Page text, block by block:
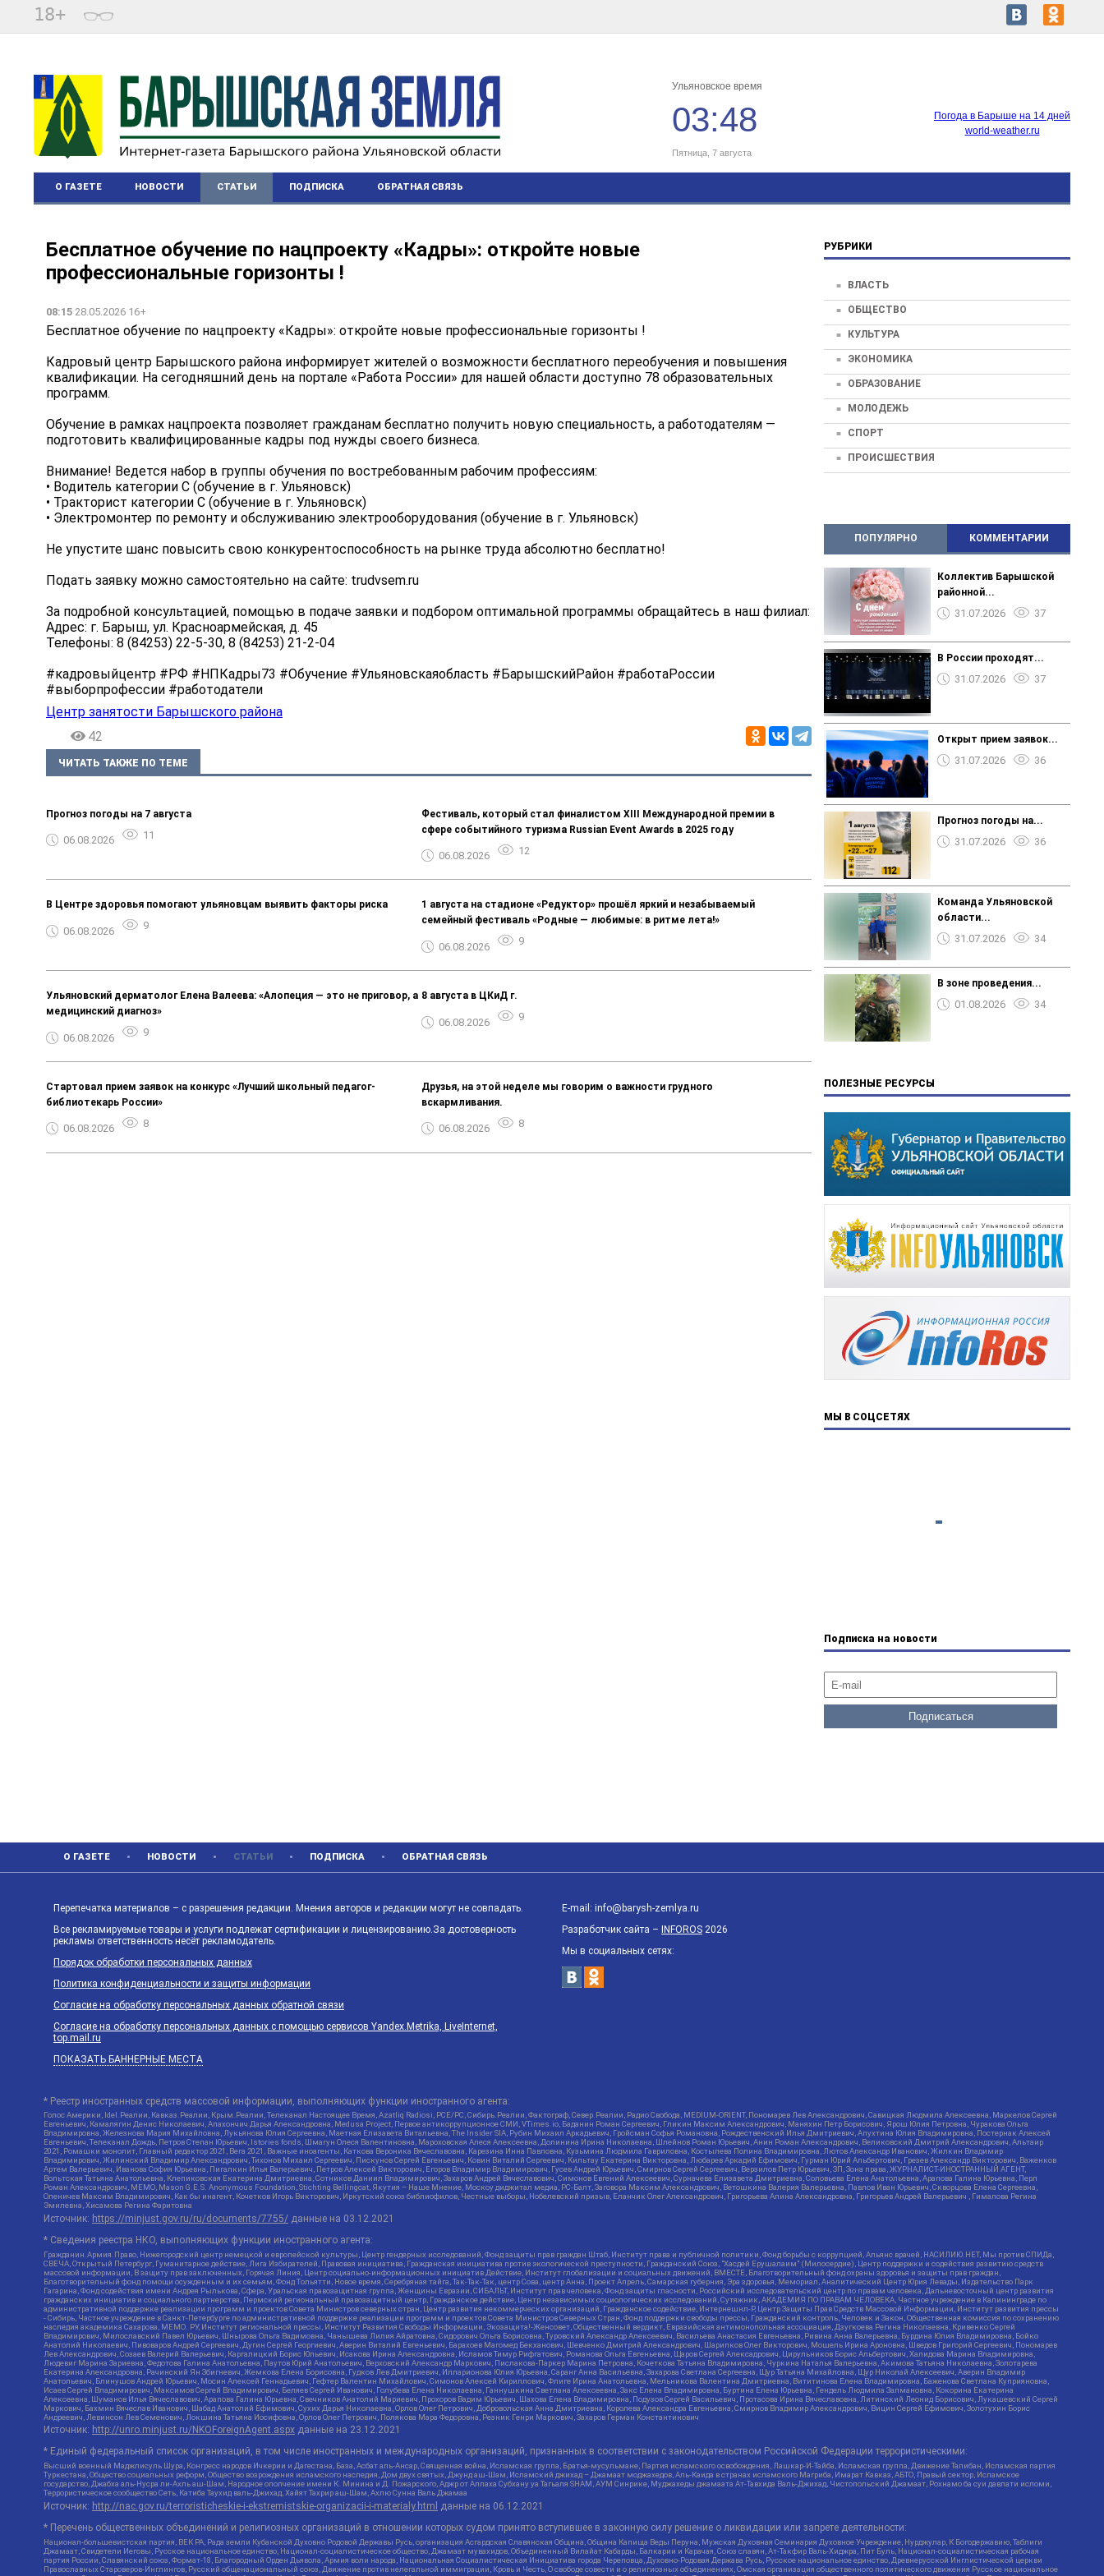
18+
Ульяновское время
03:48
Пятница, 7 августа
Погода в Барыше на 14 дней
world-weather.ru
О ГАЗЕТЕ НОВОСТИ СТАТЬИ ПОДПИСКА ОБРАТНАЯ СВЯЗЬ
Бесплатное обучение по нацпроекту «Кадры»: откройте новые
профессиональные горизонты !
08:15 28.05.2026 16+
Бесплатное обучение по нацпроекту «Кадры»: откройте новые профессиональные горизонты !
Кадровый центр Барышского района информирует жителей о возможности бесплатного переобучения и повышения
квалификации. На сегодняшний день на портале «Работа России» для нашей области доступно 78 образовательных
программ.
Обучение в рамках нацпроекта позволяет гражданам бесплатно получить новую специальность, а работодателям —
подготовить квалифицированные кадры под нужды своего бизнеса.
Внимание! Ведется набор в группы обучения по востребованным рабочим профессиям:
• Водитель категории С (обучение в г. Ульяновск)
• Тракторист категории С (обучение в г. Ульяновск)
• Электромонтер по ремонту и обслуживанию электрооборудования (обучение в г. Ульяновск)
Не упустите шанс повысить свою конкурентоспособность на рынке труда абсолютно бесплатно!
Подать заявку можно самостоятельно на сайте: trudvsem.ru
За подробной консультацией, помощью в подаче заявки и подбором оптимальной программы обращайтесь в наш филиал:
Адрес: г. Барыш, ул. Красноармейская, д. 45
Телефоны: 8 (84253) 22-5-30, 8 (84253) 21-2-04
#кадровыйцентр #РФ #НПКадры73 #Обучение #Ульяновскаяобласть #БарышскийРайон #работаРоссии
#выборпрофессии #работодатели
Центр занятости Барышского района
42
ЧИТАТЬ ТАКЖЕ ПО ТЕМЕ
Прогноз погоды на 7 августа
06.08.2026 11
Фестиваль, который стал финалистом ХIII Международной премии в
сфере событийного туризма Russian Event Awards в 2025 году
06.08.2026 12
В Центре здоровья помогают ульяновцам выявить факторы риска
06.08.2026 9
1 августа на стадионе «Редуктор» прошёл яркий и незабываемый
семейный фестиваль «Родные — любимые: в ритме лета!»
06.08.2026 9
Ульяновский дерматолог Елена Валеева: «Алопеция — это не приговор, а
медицинский диагноз»
06.08.2026 9
8 августа в ЦКиД г.
06.08.2026 9
Стартовал прием заявок на конкурс «Лучший школьный педагог-
библиотекарь России»
06.08.2026 8
Друзья, на этой неделе мы говорим о важности грудного
вскармливания.
06.08.2026 8
РУБРИКИ
ВЛАСТЬ
ОБЩЕСТВО
КУЛЬТУРА
ЭКОНОМИКА
ОБРАЗОВАНИЕ
МОЛОДЕЖЬ
СПОРТ
ПРОИСШЕСТВИЯ
ПОПУЛЯРНО КОММЕНТАРИИ
Коллектив Барышской
районной...
31.07.2026 37
В России проходят...
31.07.2026 37
Открыт прием заявок...
31.07.2026 36
Прогноз погоды на...
31.07.2026 36
Команда Ульяновской
области...
31.07.2026 34
В зоне проведения...
01.08.2026 34
ПОЛЕЗНЫЕ РЕСУРСЫ
МЫ В СОЦСЕТЯХ
Подписка на новости
О ГАЗЕТЕ НОВОСТИ СТАТЬИ ПОДПИСКА ОБРАТНАЯ СВЯЗЬ
Перепечатка материалов – с разрешения редакции. Мнения авторов и редакции могут не совпадать.
Все рекламируемые товары и услуги подлежат сертификации и лицензированию.За достоверность
рекламы ответственность несёт рекламодатель.
Порядок обработки персональных данных
Политика конфиденциальности и защиты информации
Согласие на обработку персональных данных обратной связи
Согласие на обработку персональных данных с помощью сервисов Yandex.Metrika, LiveInternet,
top.mail.ru
ПОКАЗАТЬ БАННЕРНЫЕ МЕСТА
E-mail: info@barysh-zemlya.ru
Разработчик сайта – INFOROS 2026
Мы в социальных сетях:
* Реестр иностранных средств массовой информации, выполняющих функции иностранного агента:
Голос Америки, Idel.Реалии, Кавказ.Реалии, Крым.Реалии, Телеканал Настоящее Время, Azatliq Radiosi, PCE/PC, Сибирь.Реалии, Фактограф, Север.Реалии, Радио Свобода, MEDIUM-ORIENT, Пономарев Лев Александрович, Савицкая Людмила Алексеевна, Маркелов Сергей
Евгеньевич, Камалягин Денис Николаевич, Апахончич Дарья Александровна, Medusa Project, Первое антикоррупционное СМИ, VTimes.io, Баданин Роман Сергеевич, Гликин Максим Александрович, Маняхин Петр Борисович, Ярош Юлия Петровна, Чуракова Ольга
Владимировна, Железнова Мария Михайловна, Лукьянова Юлия Сергеевна, Маетная Елизавета Витальевна, The Insider SIA, Рубин Михаил Аркадьевич, Гройсман Софья Романовна, Рождественский Илья Дмитриевич, Апухтина Юлия Владимировна, Постернак Алексей
Евгеньевич, Телеканал Дождь, Петров Степан Юрьевич, Istories fonds, Шмагун Олеся Валентиновна, Мароховская Алеся Алексеевна, Долинина Ирина Николаевна, Шлейнов Роман Юрьевич, Анин Роман Александрович, Великовский Дмитрий Александрович, Альтаир
2021, Ромашки монолит, Главный редактор 2021, Вега 2021, Важные иноагенты, Каткова Вероника Вячеславовна, Карезина Инна Павловна, Кузьмина Людмила Гавриловна, Костылева Полина Владимировна, Лютов Александр Иванович, Жилкин Владимир
Владимирович, Жилинский Владимир Александрович, Тихонов Михаил Сергеевич, Пискунов Сергей Евгеньевич, Ковин Виталий Сергеевич, Кильтау Екатерина Викторовна, Любарев Аркадий Ефимович, Гурман Юрий Альбертович, Грезев Александр Викторович, Важенков
Артем Валерьевич, Иванова София Юрьевна, Пигалкин Илья Валерьевич, Петров Алексей Викторович, Егоров Владимир Владимирович, Гусев Андрей Юрьевич, Смирнов Сергей Сергеевич, Верзилов Петр Юрьевич, ЗП, Зона права, ЖУРНАЛИСТ-ИНОСТРАННЫЙ АГЕНТ,
Вольтская Татьяна Анатольевна, Клепиковская Екатерина Дмитриевна, Сотников Даниил Владимирович, Захаров Андрей Вячеславович, Симонов Евгений Алексеевич, Сурначева Елизавета Дмитриевна, Соловьева Елена Анатольевна, Арапова Галина Юрьевна, Перл
Роман Александрович, МЕМО, Mason G.E.S. Anonymous Foundation, Stichting Bellingcat, Якутия – Наше Мнение, Москоу диджитал медиа, РС-Балт, Заговора Максим Александрович, Ветошкина Валерия Валерьевна, Павлов Иван Юрьевич, Скворцова Елена Сергеевна,
Оленичев Максим Владимирович, Как бы инагент, Кочетков Игорь Викторович, Иркутский союз библиофилов, Честные выборы, Нобелевский призыв, Еланчик Олег Александрович, Григорьева Алина Александровна, Григорьев Андрей Валерьевич , Гималова Регина
Эмилевна, Хисамова Регина Фаритовна
Источник: https://minjust.gov.ru/ru/documents/7755/ данные на 03.12.2021
* Сведения реестра НКО, выполняющих функции иностранного агента:
Гражданин.Армия.Право, Нижегородский центр немецкой и европейской культуры, Центр гендерных исследований, Фонд защиты прав граждан Штаб, Институт права и публичной политики, Фонд борьбы с коррупцией, Альянс врачей, НАСИЛИЮ.НЕТ, Мы против СПИДа,
СВЕЧА, Открытый Петербург, Гуманитарное действие, Лига Избирателей, Правовая инициатива, Гражданская инициатива против экологической преступности, Гражданский Союз, "Хасдей Ерушалаим" (Милосердие), Центр поддержки и содействия развитию средств
массовой информации, В защиту прав заключенных, Горячая Линия, Центр социально-информационных инициатив Действие, Институт глобализации и социальных движений, ВМЕСТЕ, Благотворительный фонд охраны здоровья и защиты прав граждан,
Благотворительный фонд помощи осужденным и их семьям, Фонд Тольятти, Новое время, Серебряная тайга, Так-Так-Так, центр Сова, центр Анна, Проект Апрель, Самарская губерния, Эра здоровья, Мемориал, Аналитический Центр Юрия Левады, Издательство Парк
Гагарина, Фонд содействия имени Андрея Рылькова, Сфера, Уральская правозащитная группа, Женщины Евразии, СИБАЛЬТ, Институт прав человека, Фонд защиты гласности, Российский исследовательский центр по правам человека, Дальневосточный центр развития
гражданских инициатив и социального партнерства, Пермский региональный правозащитный центр, Гражданское действие, Центр независимых социологических исследований, Сутяжник, АКАДЕМИЯ ПО ПРАВАМ ЧЕЛОВЕКА, Частное учреждение в Калининграде по
административной поддержке реализации программ и проектов Совета Министров северных стран, Центр развития некоммерческих организаций, Гражданское содействие, Интернешнл-Р, Центр Защиты Прав Средств Массовой Информации, Институт развития прессы
- Сибирь, Частное учреждение в Санкт-Петербурге по административной поддержке реализации программ и проектов Совета Министров Северных Стран, Фонд поддержки свободы прессы, Гражданский контроль, Человек и Закон, Общественная комиссия по сохранению
наследия академика Сахарова, МЕМО. РУ, Институт региональной прессы, Институт Развития Свободы Информации, Экозащита!-Женсовет, Общественный вердикт, Евразийская антимонопольная ассоциация, Дзугкоева Регина Николаевна, Кривенко Сергей
Владимирович, Милославский Павел Юрьевич, Шнырова Ольга Вадимовна, Чанышева Лилия Айратовна, Сидорович Ольга Борисовна, Туровский Александр Алексеевич, Васильева Анастасия Евгеньевна, Ривина Анна Валерьевна, Бурдина Юлия Владимировна, Бойко
Анатолий Николаевич, Пивоваров Андрей Сергеевич, Дугин Сергей Георгиевич, Аверин Виталий Евгеньевич, Барахоев Магомед Бекханович, Шевченко Дмитрий Александрович, Шарипков Олег Викторович, Мошель Ирина Ароновна, Шведов Григорий Сергеевич, Пономарев
Лев Александрович, Созаев Валерий Валерьевич, Каргалицкий Борис Юльевич, Исакова Ирина Александровна, Исламов Тимур Рифгатович, Романова Ольга Евгеньевна, Щаров Сергей Алексадрович, Цирульников Борис Альбертович, Халидова Марина Владимировна,
Людевиг Марина Зариевна, Федотова Галина Анатольевна, Паутов Юрий Анатольевич, Верховский Александр Маркович, Пислакова-Паркер Марина Петровна, Кочеткова Татьяна Владимировна, Чуркина Наталья Валерьевна, Акимова Татьяна Николаевна, Золотарева
Екатерина Александровна, Рачинский Ян Збигневич, Жемкова Елена Борисовна, Гудков Лев Дмитриевич, Илларионова Юлия Юрьевна, Саранг Анна Васильевна, Захарова Светлана Сергеевна, Щур Татьяна Михайловна, Щур Николай Алексеевич, Аверин Владимир
Анатольевич, Блинушов Андрей Юрьевич, Мосин Алексей Геннадьевич, Гефтер Валентин Михайлович, Симонов Алексей Кириллович, Флиге Ирина Анатольевна, Мельникова Валентина Дмитриевна, Вититинова Елена Владимировна, Баженова Светлана Куприяновна,
Исаев Сергей Владимирович, Максимов Сергей Владимирович, Беляев Сергей Иванович, Голубева Елена Николаевна, Ганнушкина Светлана Алексеевна, Закс Елена Владимировна, Буртина Елена Юрьевна, Гендель Людмила Залмановна, Кокорина Екатерина
Алексеевна, Шуманов Илья Вячеславович, Арапова Галина Юрьевна, Свечников Анатолий Мариевич, Прохоров Вадим Юрьевич, Шахова Елена Владимировна, Подузов Сергей Васильевич, Протасова Ирина Вячеславовна, Литинский Леонид Борисович, Лукашевский Сергей
Маркович, Бахмин Вячеслав Иванович, Шабад Анатолий Ефимович, Сухих Дарья Николаевна, Орлов Олег Петрович, Добровольская Анна Дмитриевна, Королева Александра Евгеньевна, Смирнов Владимир Александрович, Вицин Сергей Ефимович, Золотухин Борис
Андреевич, Левинсон Лев Семенович, Локшина Татьяна Иосифовна, Орлов Олег Петрович, Полякова Мара Федоровна, Резник Генри Маркович, Захаров Герман Константинович
Источник: http://unro.minjust.ru/NKOForeignAgent.aspx данные на 23.12.2021
* Единый федеральный список организаций, в том числе иностранных и международных организаций, признанных в соответствии с законодательством Российской Федерации террористическими:
Высший военный Маджлисуль Шура, Конгресс народов Ичкерии и Дагестана, База, Асбат аль-Ансар, Священная война, Исламская группа, Братья-мусульмане, Партия исламского освобождения, Лашкар-И-Тайба, Исламская группа, Движение Талибан, Исламская партия
Туркестана, Общество социальных реформ, Общество возрождения исламского наследия, Дом двух святых, Джунд аш-Шам, Исламский джихад – Джамаат моджахедов, Аль-Каида в странах исламского Магриба, Имарат Кавказ, АБТО, Правый сектор, Исламское
государство, Джабха аль-Нусра ли-Ахль аш-Шам, Народное ополчение имени К. Минина и Д. Пожарского, Аджр от Аллаха Субхану уа Тагьаля SHAM, АУМ Синрике, Муджахеды джамаата Ат-Тавхида Валь-Джихад, Чистопольский Джамаат, Рохнамо ба суи давлати исломи,
Террористическое сообщество Сеть, Катиба Таухид валь-Джихад, Хайят Тахрир аш-Шам, Ахлю Сунна Валь Джамаа
Источник: http://nac.gov.ru/terroristicheskie-i-ekstremistskie-organizacii-i-materialy.html данные на 06.12.2021
* Перечень общественных объединений и религиозных организаций в отношении которых судом принято вступившее в законную силу решение о ликвидации или запрете деятельности:
Национал-большевистская партия, ВЕК РА, Рада земли Кубанской Духовно Родовой Державы Русь, организация Асгардская Славянская Община, Община Капища Веды Перуна, Мужская Духовная Семинария Духовное Учреждение, Нурджулар, К Богодержавию, Таблиги
Джамаат, Свидетели Иеговы, Русское национальное единство, Национал-социалистическое общество, Джамаат мувахидов, Объединенный Вилайат Кабарды, Балкарии и Карачая, Союз славян, Ат-Такфир Валь-Хиджра, Пит Буль, Национал-социалистическая рабочая
партия России, Славянский союз, Формат-18, Благородный Орден Дьявола, Армия воли народа, Национальная Социалистическая Инициатива города Череповца, Духовно-Родовая Держава Русь, Русское национальное единство, Древнерусской Инглистической церкви
Православных Староверов-Инглингов, Русский общенациональный союз, Движение против нелегальной иммиграции, Кровь и Честь, О свободе совести и о религиозных объединениях, Омская организация общественного политического движения Русское национальное